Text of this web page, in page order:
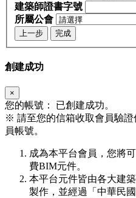
建築師證書字號
所屬公會
上一步 完成
創建成功
×
您的帳號：
已創建成功。
※ 請至您的信箱收取會員驗
員帳號。
成為本平台會員，您將
費BIM元件。
本平台元件皆由各大建
製作，並經過「中華民